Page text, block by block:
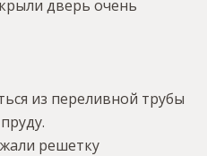
дверь очень
из переливной трубы
решетку